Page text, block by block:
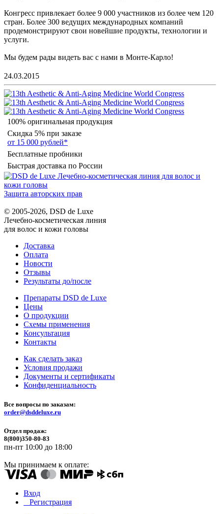
Конгресс привлекает более 9 000 участников из более чем 120
стран. Более 300 ведущих международных компаний
продемонстрируют свои новейшие продукты, технологии и
услуги.
Мы будем рады видеть вас с нами в Монте-Карло!
24.03.2015
100% оригинальная продукция
Скидка 5% при заказе
от 15 000 рублей*
Бесплатные пробники
Быстрая доставка по России
Защита авторских прав
© 2005-2026, DSD de Luxe
Лечебно-косметическая линия
для волос и кожи головы
Доставка
Оплата
Новости
Отзывы
Результаты до/после
Препараты DSD de Luxe
Цены
О продукции
Схемы применения
Консультация
Контакты
Как сделать заказ
Условия продажи
Документы и сертификаты
Конфиденциальность
Все вопросы по заказам:
order@dsddeluxe.ru
Отдел продаж:
8(800)350-80-83
пн-пт 10:00 до 18:00
Мы принимаем к оплате:
Вход
Регистрация